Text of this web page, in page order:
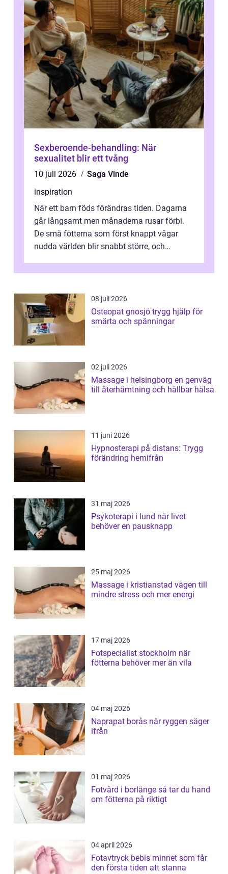
Sexberoende-behandling: När
sexualitet blir ett tvång
10 juli 2026
Saga Vinde
inspiration
När ett barn föds förändras tiden. Dagarna
går långsamt men månaderna rusar förbi.
De små fötterna som först knappt vågar
nudda världen blir snabbt större, och
08 juli 2026
Osteopat gnosjö trygg hjälp för
smärta och spänningar
02 juli 2026
Massage i helsingborg en genväg
till återhämtning och hållbar hälsa
11 juni 2026
Hypnosterapi på distans: Trygg
förändring hemifrån
31 maj 2026
Psykoterapi i lund när livet
behöver en pausknapp
25 maj 2026
Massage i kristianstad vägen till
mindre stress och mer energi
17 maj 2026
Fotspecialist stockholm när
fötterna behöver mer än vila
04 maj 2026
Naprapat borås när ryggen säger
ifrån
01 maj 2026
Fotvård i borlänge så tar du hand
om fötterna på riktigt
04 april 2026
Fotavtryck bebis minnet som får
den första tiden att stanna